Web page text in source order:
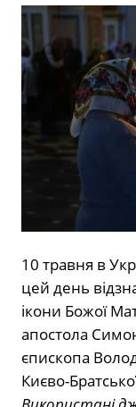
10 травня в
цей день
ікони Божої
апостола
єпископа
Києво-